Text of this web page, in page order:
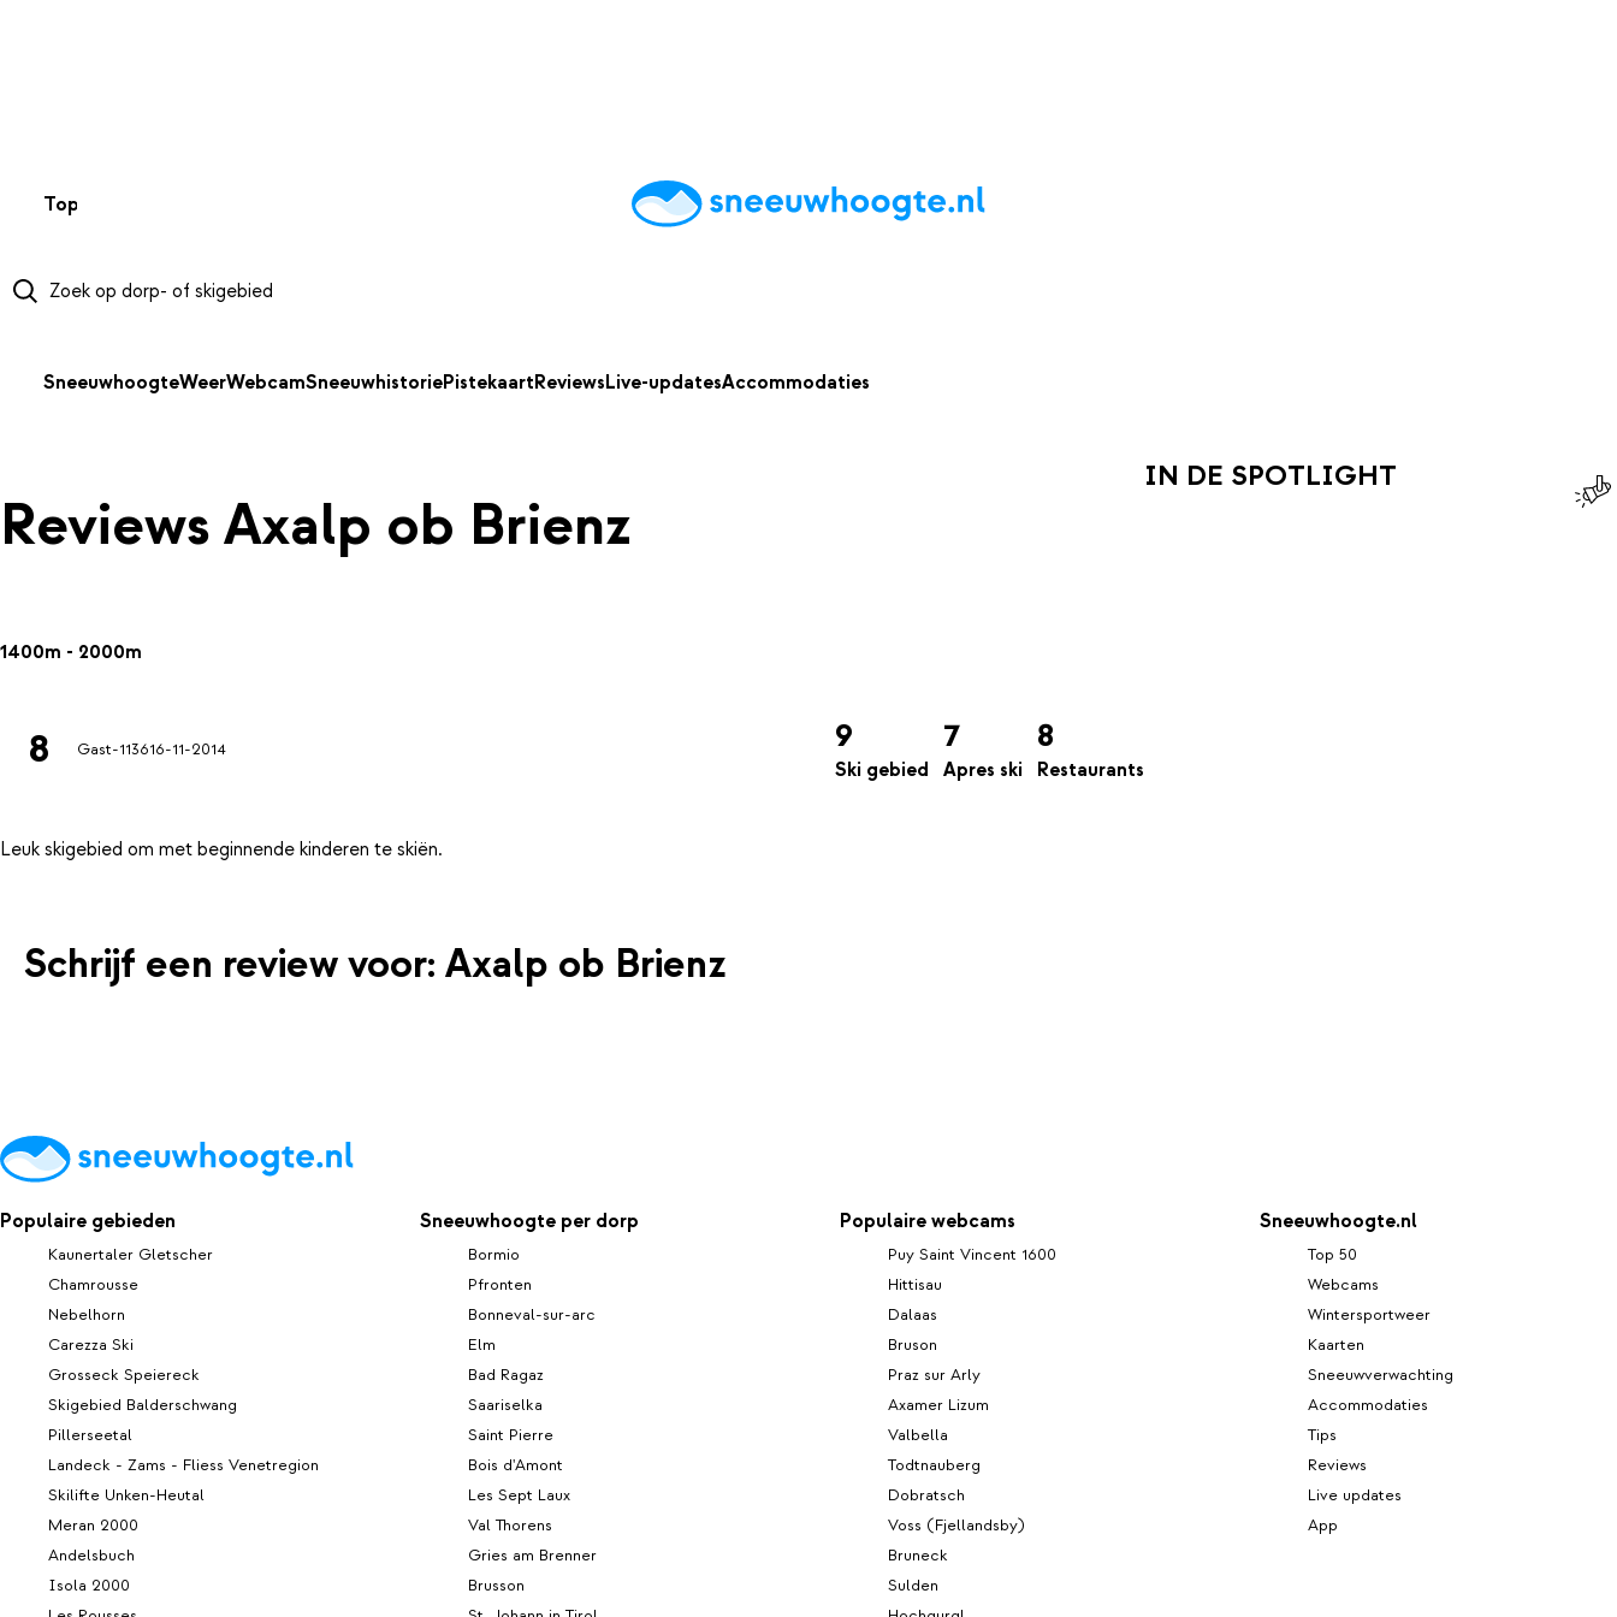
Top 50 AccommodatiesTipsReviewsLive updatesApp
SneeuwhoogteWeerWebcamSneeuwhistoriePistekaartReviewsLive-updatesAccommodaties
Reviews Axalp ob Brienz
1400m - 2000m
8 Gast-113616-11-2014 9
Ski gebied
7
Apres ski
8
Restaurants
Schrijf een review voor: Axalp ob Brienz
IN DE SPOTLIGHT
Populaire gebieden
Kaunertaler Gletscher
Chamrousse
Nebelhorn
Carezza Ski
Grosseck Speiereck
Skigebied Balderschwang
Pillerseetal
Landeck - Zams - Fliess Venetregion
Skilifte Unken-Heutal
Meran 2000
Andelsbuch
Isola 2000
Sneeuwhoogte per dorp
Bormio
Pfronten
Bonneval-sur-arc
Elm
Bad Ragaz
Saariselka
Saint Pierre
Bois d'Amont
Les Sept Laux
Val Thorens
Gries am Brenner
Brusson
Populaire webcams
Puy Saint Vincent 1600
Hittisau
Dalaas
Bruson
Praz sur Arly
Axamer Lizum
Valbella
Todtnauberg
Dobratsch
Voss (Fjellandsby)
Bruneck
Sulden
Sneeuwhoogte.nl
Top 50
Webcams
Wintersportweer
Kaarten
Sneeuwverwachting
Accommodaties
Tips
Reviews
Live updates
App